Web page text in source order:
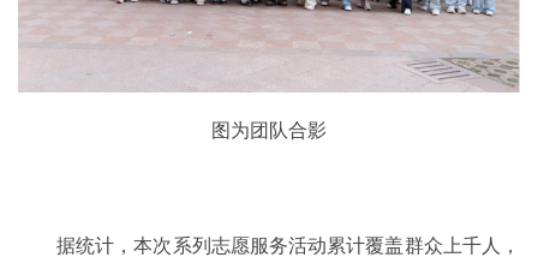
图为团队合影
据统计，本次系列志愿服务活动累计覆盖群众上千人，